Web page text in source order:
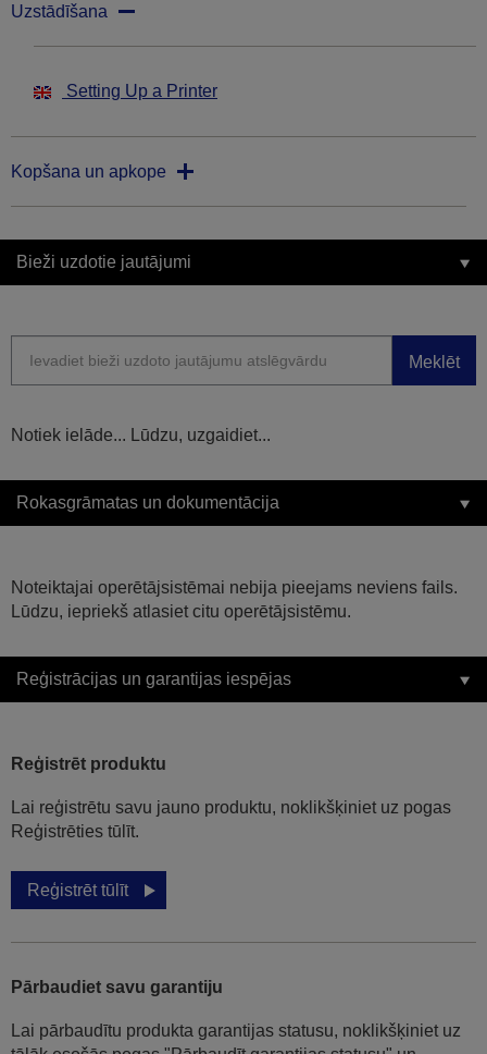
Uzstādīšana
Setting Up a Printer
Kopšana un apkope
Bieži uzdotie jautājumi
Meklēt
Notiek ielāde... Lūdzu, uzgaidiet...
Rokasgrāmatas un dokumentācija
Noteiktajai operētājsistēmai nebija pieejams neviens fails.
Lūdzu, iepriekš atlasiet citu operētājsistēmu.
Reģistrācijas un garantijas iespējas
Reģistrēt produktu
Lai reģistrētu savu jauno produktu, noklikšķiniet uz pogas
Reģistrēties tūlīt.
Reģistrēt tūlīt
Pārbaudiet savu garantiju
Lai pārbaudītu produkta garantijas statusu, noklikšķiniet uz